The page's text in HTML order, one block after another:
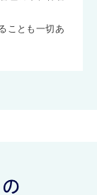
ことも一切あ